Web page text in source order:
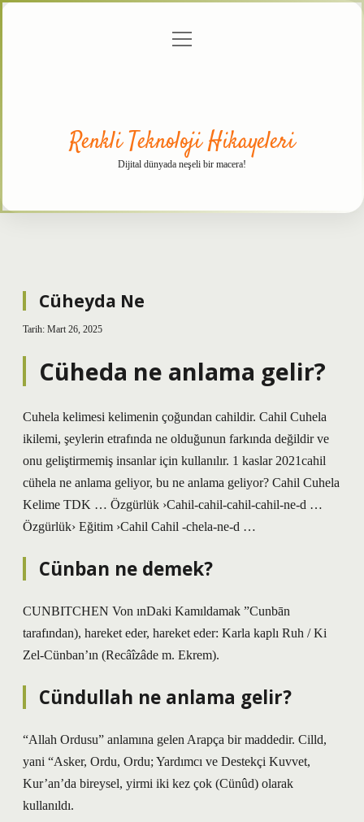
menüyü
Renkli Teknoloji Hikayeleri
Dijital dünyada neşeli bir macera!
Cüheyda Ne
Tarih: Mart 26, 2025
Cüheda ne anlama gelir?
Cuhela kelimesi kelimenin çoğundan cahildir. Cahil Cuhela
ikilemi, şeylerin etrafında ne olduğunun farkında değildir ve
onu geliştirmemiş insanlar için kullanılır. 1 kaslar 2021cahil
cühela ne anlama geliyor, bu ne anlama geliyor? Cahil Cuhela
Kelime TDK … Özgürlük ›Cahil-cahil-cahil-cahil-ne-d …
Özgürlük› Eğitim ›Cahil Cahil -chela-ne-d …
Cünban ne demek?
CUNBITCHEN Von ınDaki Kamıldamak ”Cunbān
tarafından), hareket eder, hareket eder: Karla kaplı Ruh / Ki
Zel-Cünban’ın (Recâîzâde m. Ekrem).
Cündullah ne anlama gelir?
“Allah Ordusu” anlamına gelen Arapça bir maddedir. Cilld,
yani “Asker, Ordu, Ordu; Yardımcı ve Destekçi Kuvvet,
Kur’an’da bireysel, yirmi iki kez çok (Cünûd) olarak
kullanıldı.